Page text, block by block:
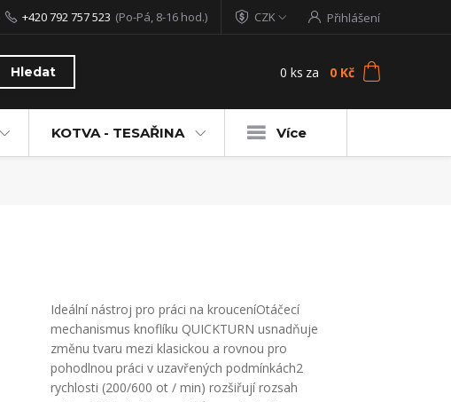
CZK Přihlášení
Hledat
+420 792 757 523 (Po-Pá, 8-16 hod.)
0 ks za 0 Kč
KOTVA - TESAŘINA Více
Ideální nástroj pro práci na krouceníOtáčecí
mechanismus knoflíku QUICKTURN usnadňuje
změnu tvaru mezi klasickou a rovnou pro
pohodlnou práci v uzavřených podmínkách2
rychlosti (200/600 ot / min) rozšiřují rozsah